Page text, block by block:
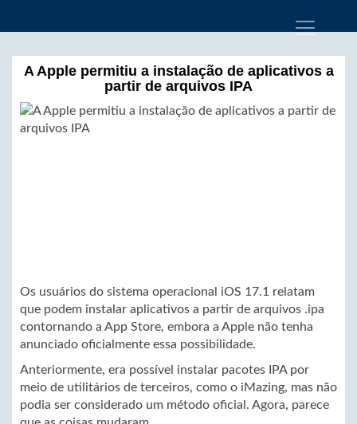
A Apple permitiu a instalação de aplicativos a
partir de arquivos IPA
Os usuários do sistema operacional iOS 17.1 relatam
que podem instalar aplicativos a partir de arquivos .ipa
contornando a App Store, embora a Apple não tenha
anunciado oficialmente essa possibilidade.
Anteriormente, era possível instalar pacotes IPA por
meio de utilitários de terceiros, como o iMazing, mas não
podia ser considerado um método oficial. Agora, parece